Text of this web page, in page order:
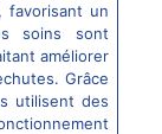
favorisant un
soins sont
améliorer
Grâce
utilisent des